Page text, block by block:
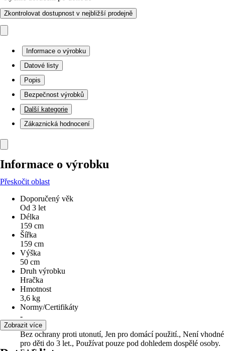
Zkontrolovat dostupnost v nejbližší prodejně
Informace o výrobku
Datové listy
Popis
Bezpečnost výrobků
Další kategorie
Zákaznická hodnocení
Informace o výrobku
Přeskočit oblast
Doporučený věk
Od 3 let
Délka
159 cm
Šířka
159 cm
Výška
50 cm
Druh výrobku
Hračka
Hmotnost
3,6 kg
Normy/Certifikáty
-
Pozor
Bez ochrany proti utonutí, Jen pro domácí použití., Není vhodné
pro děti do 3 let., Používat pouze pod dohledem dospělé osoby.
Zobrazit více